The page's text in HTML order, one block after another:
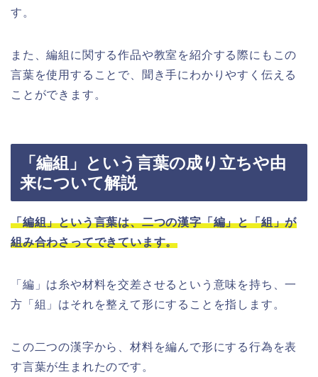
す。
また、編組に関する作品や教室を紹介する際にもこの
言葉を使用することで、聞き手にわかりやすく伝える
ことができます。
「編組」という言葉の成り立ちや由
来について解説
「編組」という言葉は、二つの漢字「編」と「組」が
組み合わさってできています。
「編」は糸や材料を交差させるという意味を持ち、一
方「組」はそれを整えて形にすることを指します。
この二つの漢字から、材料を編んで形にする行為を表
す言葉が生まれたのです。